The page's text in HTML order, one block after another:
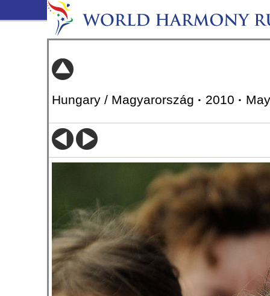
Hungary / Magyarország · 2010 ·